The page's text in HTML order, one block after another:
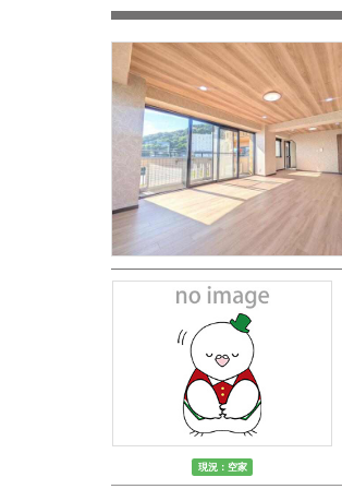
現況：空家